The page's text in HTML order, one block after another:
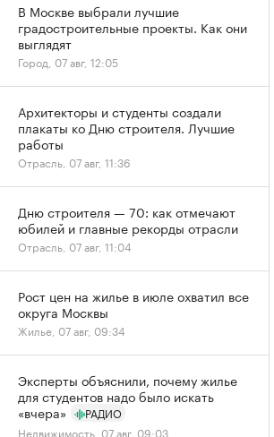
В Москве выбрали лучшие
градостроительные проекты. Как они
выглядят
Город, 07 авг, 12:05
Архитекторы и студенты создали
плакаты ко Дню строителя. Лучшие
работы
Отрасль, 07 авг, 11:36
Дню строителя — 70: как отмечают
юбилей и главные рекорды отрасли
Отрасль, 07 авг, 11:04
Рост цен на жилье в июле охватил все
округа Москвы
Жилье, 07 авг, 09:34
Эксперты объяснили, почему жилье
для студентов надо было искать
«вчера»
РАДИО
Недвижимость, 07 авг, 09:03